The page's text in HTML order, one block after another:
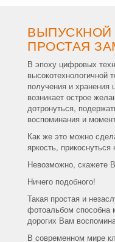
ПРОСТАЯ
В эпоху цифровых
высокотехнологичной
получения и
возникает острое
дотронуться,
воспоминания и
Как же это можно
яркость, прикоснуться
Невозможно, скажете
Ничего подобного!
Такая простая и
фотоальбом способна
дорогих Вам
В современном мире